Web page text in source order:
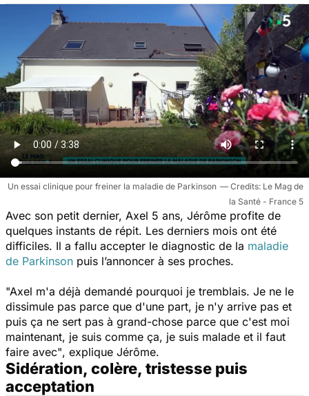
Un essai clinique pour freiner la maladie de Parkinson
Le Mag de
la Santé - France 5
Avec son petit dernier, Axel 5 ans, Jérôme profite de
quelques instants de répit. Les derniers mois ont été
difficiles. Il a fallu accepter le diagnostic de la maladie
de Parkinson puis l’annoncer à ses proches.
"Axel m'a déjà demandé pourquoi je tremblais. Je ne le
dissimule pas parce que d'une part, je n'y arrive pas et
puis ça ne sert pas à grand-chose parce que c'est moi
maintenant, je suis comme ça, je suis malade et il faut
faire avec", explique Jérôme.
Sidération, colère, tristesse puis
acceptation